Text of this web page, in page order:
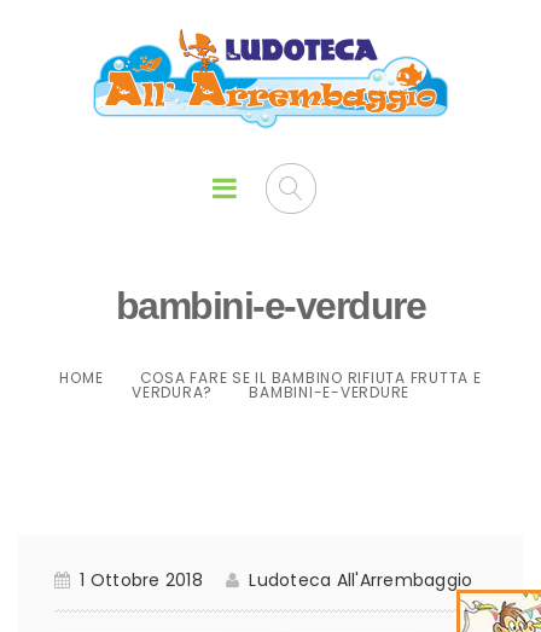
bambini-e-verdure
HOME COSA FARE SE IL BAMBINO RIFIUTA FRUTTA E
VERDURA? BAMBINI-E-VERDURE
1 Ottobre 2018 Ludoteca All'Arrembaggio